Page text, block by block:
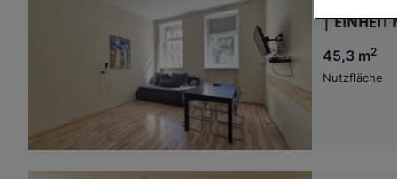
| EINHEIT
45,3 m2
Nutzfläche
Wir und